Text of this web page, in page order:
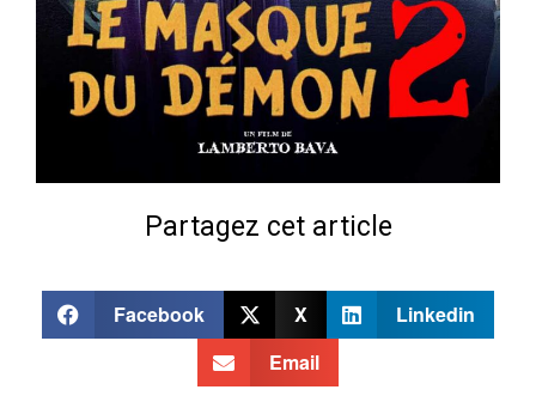
Partagez cet article
Facebook X
Linkedin
Email